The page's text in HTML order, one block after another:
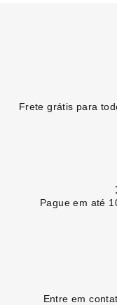
Frete grátis para
Pague em até
Entre em